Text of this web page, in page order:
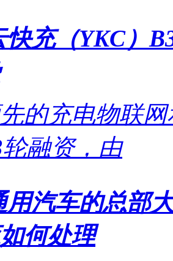
快充（YKC）
的充电物联
轮融资，由
用汽车的总部
何处理